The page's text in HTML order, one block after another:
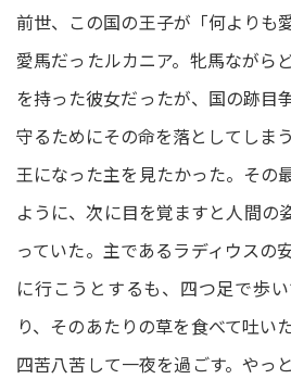
前世、この国の王子が「何よりも
愛馬だったルカニア。牝馬ながら
を持った彼女だったが、国の跡目
守るためにその命を落としてしまう
王になった主を見たかった。その
ように、次に目を覚ますと人間の
っていた。主であるラディウスの
に行こうとするも、四つ足で歩
り、そのあたりの草を食べて吐い
四苦八苦して一夜を過ごす。やっ